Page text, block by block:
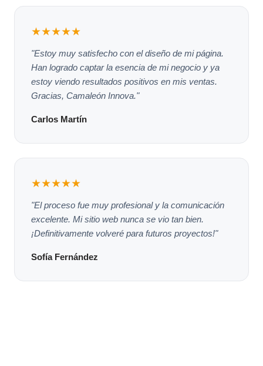
★★★★★
"Estoy muy satisfecho con el diseño de mi página.
Han logrado captar la esencia de mi negocio y ya
estoy viendo resultados positivos en mis ventas.
Gracias, Camaleón Innova."
Carlos Martín
★★★★★
"El proceso fue muy profesional y la comunicación
excelente. Mi sitio web nunca se vio tan bien.
¡Definitivamente volveré para futuros proyectos!"
Sofía Fernández